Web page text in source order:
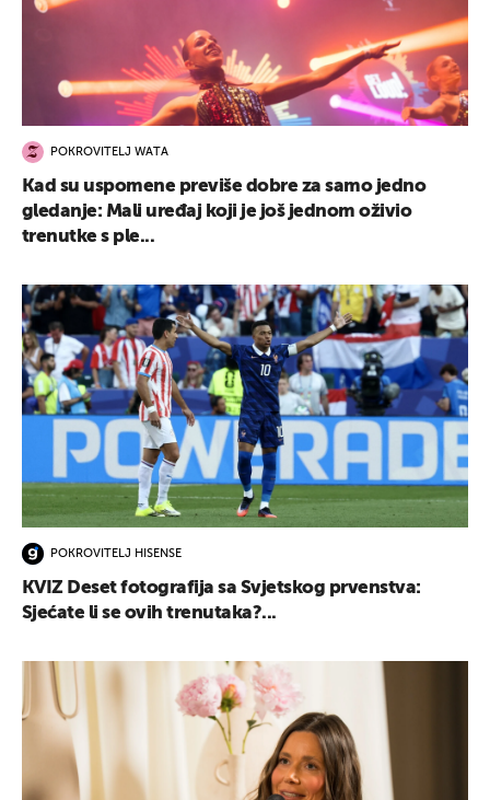
POKROVITELJ WATA
Kad su uspomene previše dobre za samo jedno
gledanje: Mali uređaj koji je još jednom oživio
trenutke s ple...
POKROVITELJ HISENSE
KVIZ Deset fotografija sa Svjetskog prvenstva:
Sjećate li se ovih trenutaka?...